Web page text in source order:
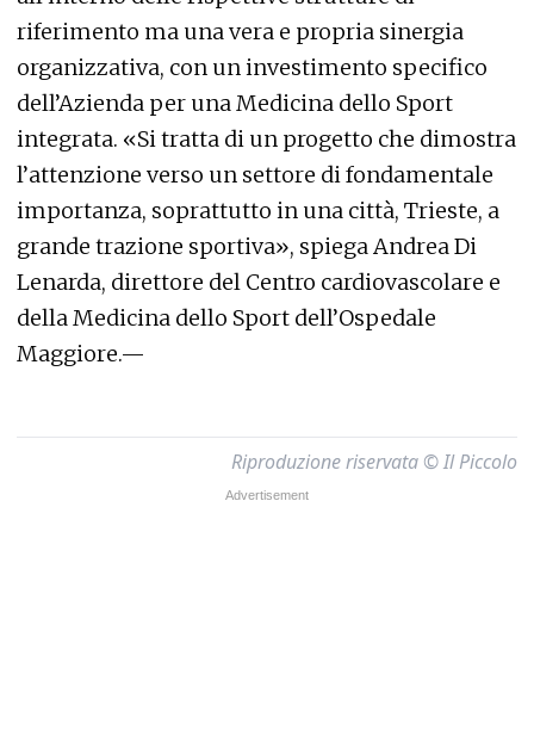
riferimento ma una vera e propria sinergia
organizzativa, con un investimento specifico
dell’Azienda per una Medicina dello Sport
integrata. «Si tratta di un progetto che dimostra
l’attenzione verso un settore di fondamentale
importanza, soprattutto in una città, Trieste, a
grande trazione sportiva», spiega Andrea Di
Lenarda, direttore del Centro cardiovascolare e
della Medicina dello Sport dell’Ospedale
Maggiore.—
Riproduzione riservata © Il Piccolo